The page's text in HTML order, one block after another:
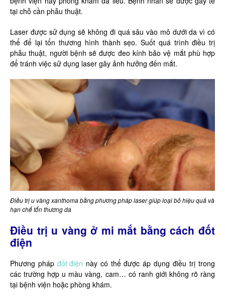
tại chỗ cần phẫu thuật.
Laser được sử dụng sẽ không đi quá sâu vào mô dưới da vì có
thể để lại tổn thương hình thành sẹo. Suốt quá trình điều trị
phẫu thuật, người bệnh sẽ được đeo kính bảo vệ mắt phù hợp
để tránh việc sử dụng laser gây ảnh hưởng đến mắt.
Điều trị u vàng xanthoma bằng phương pháp laser giúp loại bỏ hiệu quả và
hạn chế tổn thương da
Điều trị u vàng ở mi mắt bằng cách đốt
điện
Phương pháp đốt điện này có thể được áp dụng điều trị trong
các trường hợp u màu vàng, cam… có ranh giới không rõ ràng
tại bệnh viện hoặc phòng khám.